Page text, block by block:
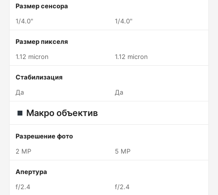
Размер сенсора
1/4.0"
1/4.0"
Размер пикселя
1.12 micron
1.12 micron
Стабилизация
Да
Да
Макро объектив
Разрешение фото
2 MP
5 MP
Апертура
f/2.4
f/2.4